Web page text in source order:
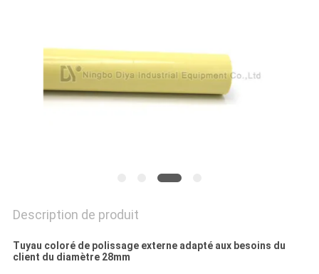
PLAN
Description de produit
Tuyau coloré de polissage externe adapté aux besoins du
client du diamètre 28mm